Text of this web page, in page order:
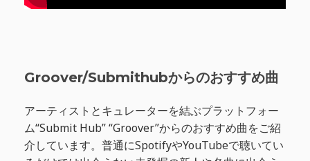
Groover/Submithubからのおすすめ曲
アーティストとキュレーターを結ぶプラットフォー
ム“Submit Hub” “Groover”からのおすすめ曲をご紹
介しています。普通にSpotifyやYouTubeで聴いてい